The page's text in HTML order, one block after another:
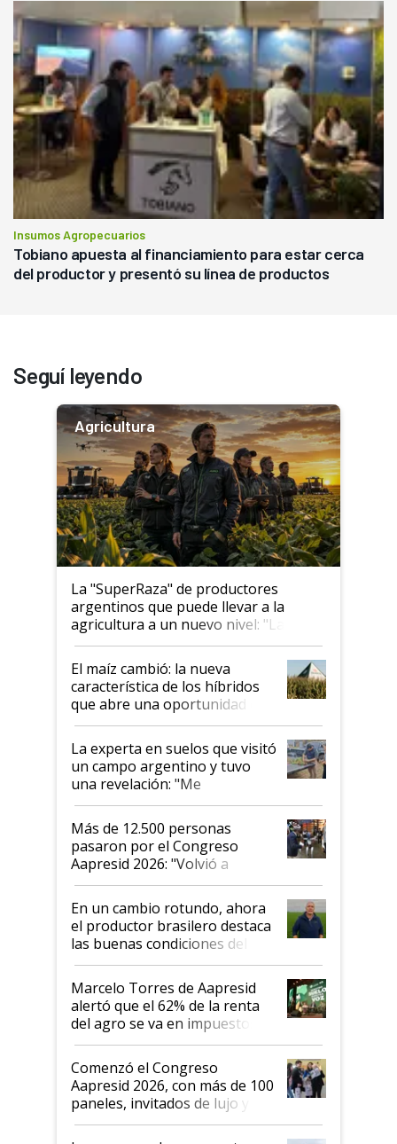
Insumos Agropecuarios
Tobiano apuesta al financiamiento para estar cerca
del productor y presentó su línea de productos
Seguí leyendo
Agricultura
La "SuperRaza" de productores
argentinos que puede llevar a la
agricultura a un nuevo nivel: "Las
posibilidades de crecimiento son
infinitas"
El maíz cambió: la nueva
característica de los híbridos
que abre una oportunidad en
el lote
La experta en suelos que visitó
un campo argentino y tuvo
una revelación: "Me
impresionó mucho"
Más de 12.500 personas
pasaron por el Congreso
Aapresid 2026: "Volvió a
demostrar que hablar del
suelo es hablar de todo el
sistema productivo"
En un cambio rotundo, ahora
el productor brasilero destaca
las buenas condiciones del
agro argentino para invertir:
"Los veo más motivados"
Marcelo Torres de Aapresid
alertó que el 62% de la renta
del agro se va en impuestos:
"No es bueno que en
Argentina se sigan discutiendo
las mismas cosas de hace 50
años"
Comenzó el Congreso
Aapresid 2026, con más de 100
paneles, invitados de lujo y
todas las tendencias